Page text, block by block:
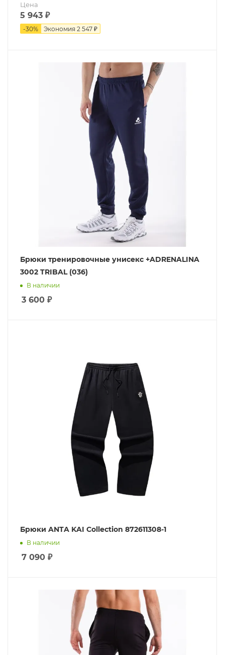
Цена
5 943 ₽
-30% Экономия 2 547 ₽
Брюки тренировочные унисекс +ADRENALINA
3002 TRIBAL (036)
В наличии
3 600 ₽
Брюки ANTA KAI Collection 872611308-1
В наличии
7 090 ₽